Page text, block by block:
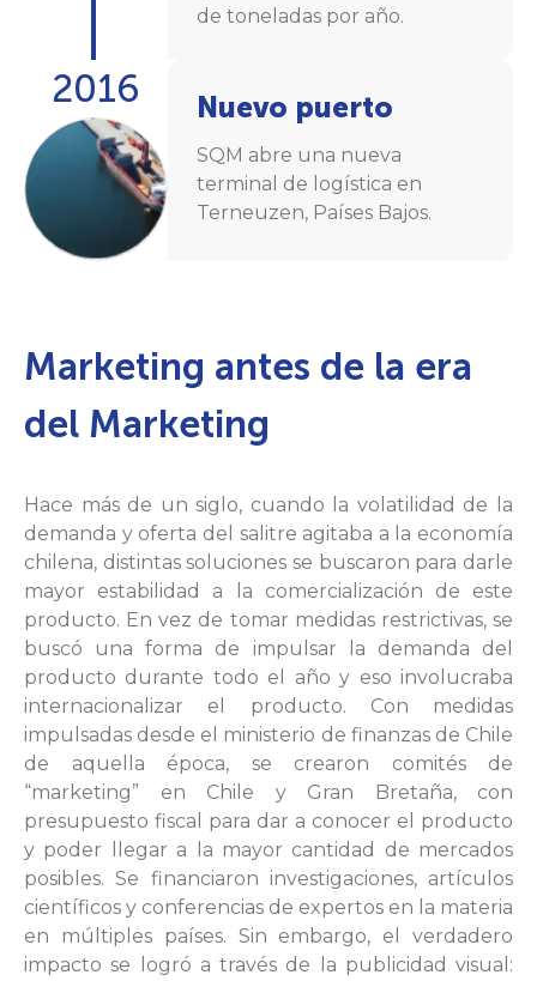
de toneladas por año.
2016 Nuevo puerto
SQM abre una nueva
terminal de logística en
Terneuzen, Países Bajos.
Marketing antes de la era
del Marketing
Hace más de un siglo, cuando la volatilidad de la
demanda y oferta del salitre agitaba a la economía
chilena, distintas soluciones se buscaron para darle
mayor estabilidad a la comercialización de este
producto. En vez de tomar medidas restrictivas, se
buscó una forma de impulsar la demanda del
producto durante todo el año y eso involucraba
internacionalizar el producto. Con medidas
impulsadas desde el ministerio de finanzas de Chile
de aquella época, se crearon comités de
“marketing” en Chile y Gran Bretaña, con
presupuesto fiscal para dar a conocer el producto
y poder llegar a la mayor cantidad de mercados
posibles. Se financiaron investigaciones, artículos
científicos y conferencias de expertos en la materia
en múltiples países. Sin embargo, el verdadero
impacto se logró a través de la publicidad visual: